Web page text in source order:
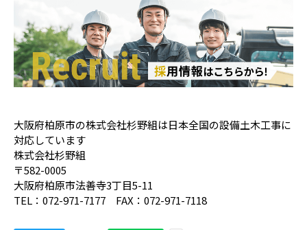
大阪府柏原市の株式会社杉野組は日本全国の設備土木工事に
対応しています
株式会社杉野組
〒582-0005
大阪府柏原市法善寺3丁目5-11
TEL：072-971-7177 FAX：072-971-7118